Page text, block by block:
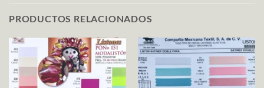
PRODUCTOS RELACIONADOS